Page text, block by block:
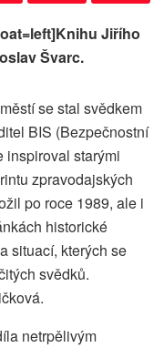
Jiřího
Švarc.
se stal svědkem
BIS (Bezpečnostní
inspiroval starými
zpravodajských
po roce 1989, ale i
historické
situací, kterých se
svědků.
netrpělivým